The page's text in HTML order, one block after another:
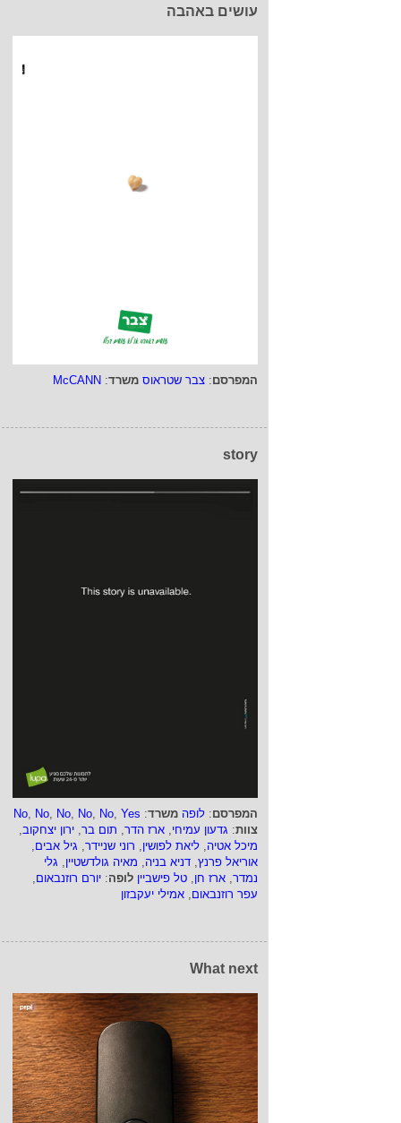
עושים באהבה
המפרסם: צבר שטראוס משרד:
McCANN
story
המפרסם: לופה משרד:
No, No, No, No, No, Yes
צוות: גדעון עמיחי, ארז הדר, תום בר, ירון יצחקוב,
מיכל אטיה, ליאת לפושין, רוני שניידר, גיל אבים,
אוריאל פרנץ, דניא בניה, מאיה גולדשטיין, גלי
נמדר, ארז חן, טל פישביין לופה: יורם רוזנבאום,
עפר רוזנבאום, אמילי יעקבזון
What next